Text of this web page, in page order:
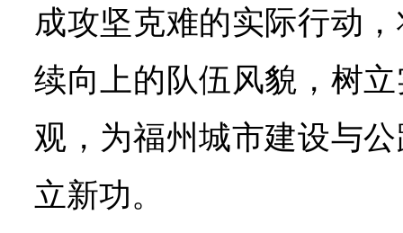
成攻坚克难的实际行动
续向上的队伍风貌，树
观，为福州城市建设与
立新功。